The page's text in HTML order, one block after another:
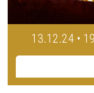
13.12.24 •